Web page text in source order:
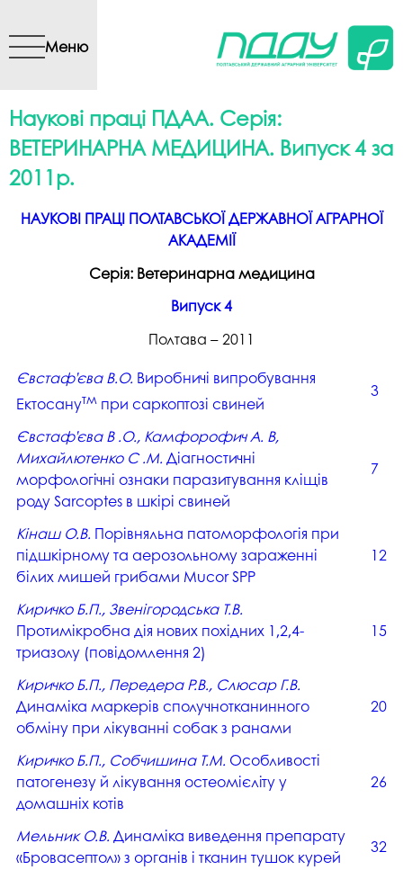
вмісту
Меню
Наукові праці ПДАА. Серія:
ВЕТЕРИНАРНА МЕДИЦИНА. Випуск 4 за
2011р.
НАУКОВІ ПРАЦІ ПОЛТАВСЬКОЇ ДЕРЖАВНОЇ АГРАРНОЇ
АКАДЕМІЇ
Серія: Ветеринарна медицина
Випуск 4
Полтава – 2011
Євстаф’єва В.О. Виробничі випробування
Ектосанутм при саркоптозі свиней
3
Євстаф’єва В .О., Камфорофич А. В,
Михайлютенко С .М. Діагностичні
морфологічні ознаки паразитування кліщів
роду Sarcoptes в шкірі свиней
7
Кінаш О.В. Порівняльна патоморфологія при
підшкірному та аерозольному зараженні
білих мишей грибами Mucor SPP
12
Киричко Б.П., Звенігородська Т.В.
Протимікробна дія нових похідних 1,2,4-
триазолу (повідомлення 2)
15
Киричко Б.П., Передера Р.В., Слюсар Г.В.
Динаміка маркерів сполучнотканинного
обміну при лікуванні собак з ранами
20
Киричко Б.П., Собчишина Т.М. Особливості
патогенезу й лікування остеомієліту у
домашніх котів
26
Мельник О.В. Динаміка виведення препарату
«Бровасептол» з органів і тканин тушок курей
32